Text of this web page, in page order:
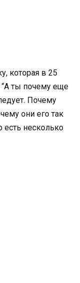
которая в 25
ты почему еще
Почему
они его так
есть несколько